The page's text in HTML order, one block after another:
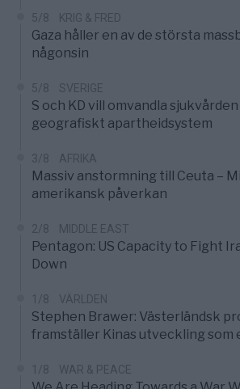
5/8 KRIG & FRED
Gaza håller en av de största
någonsin
5/8 SVERIGE
S och KD vill omvandla
geografiskt apartheidsystem
3/8 AFRIKA
Massiv anstormning till Ceuta –
amerikansk påverkan
2/8 MIDDLE EAST
Pentagon: US Capacity to Fight
Down
1/8 VÄRLDEN
Stephen Brawer: Västerländsk
framställer Kinas utveckling som
1/8 WAR & PEACE